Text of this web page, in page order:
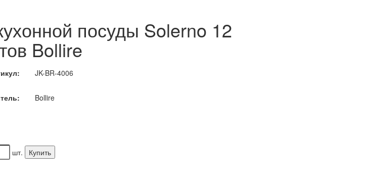
посуды Solerno 12
Bollire
JK-BR-4006
Bollire
шт.
Купить